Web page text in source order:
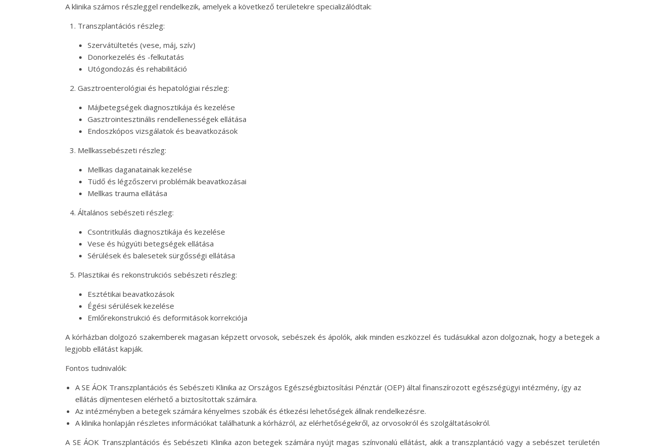
A klinika számos részleggel rendelkezik, amelyek a következő területekre specializálódtak:
Transzplantációs részleg:
Szervátültetés (vese, máj, szív)
Donorkezelés és -felkutatás
Utógondozás és rehabilitáció
Gasztroenterológiai és hepatológiai részleg:
Májbetegségek diagnosztikája és kezelése
Gasztrointesztinális rendellenességek ellátása
Endoszkópos vizsgálatok és beavatkozások
Mellkassebészeti részleg:
Mellkas daganatainak kezelése
Tüdő és légzőszervi problémák beavatkozásai
Mellkas trauma ellátása
Általános sebészeti részleg:
Csontritkulás diagnosztikája és kezelése
Vese és húgyúti betegségek ellátása
Sérülések és balesetek sürgősségi ellátása
Plasztikai és rekonstrukciós sebészeti részleg:
Esztétikai beavatkozások
Égési sérülések kezelése
Emlőrekonstrukció és deformitások korrekciója
A kórházban dolgozó szakemberek magasan képzett orvosok, sebészek és ápolók, akik minden eszközzel és tudásukkal azon dolgoznak, hogy a betegek a
legjobb ellátást kapják.
Fontos tudnivalók:
A SE ÁOK Transzplantációs és Sebészeti Klinika az Országos Egészségbiztosítási Pénztár (OEP) által finanszírozott egészségügyi intézmény, így az
ellátás díjmentesen elérhető a biztosítottak számára.
Az intézményben a betegek számára kényelmes szobák és étkezési lehetőségek állnak rendelkezésre.
A klinika honlapján részletes információkat találhatunk a kórházról, az elérhetőségekről, az orvosokról és szolgáltatásokról.
A SE ÁOK Transzplantációs és Sebészeti Klinika azon betegek számára nyújt magas színvonalú ellátást, akik a transzplantáció vagy a sebészet területén